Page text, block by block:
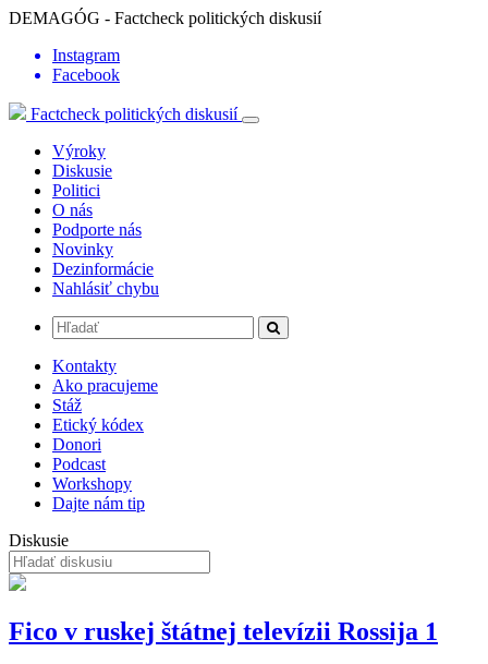
DEMAGÓG - Factcheck politických diskusií
Instagram
Facebook
Factcheck politických diskusií
Výroky
Diskusie
Politici
O nás
Podporte nás
Novinky
Dezinformácie
Nahlásiť chybu
Kontakty
Ako pracujeme
Stáž
Etický kódex
Donori
Podcast
Workshopy
Dajte nám tip
Diskusie
Fico v ruskej štátnej televízii Rossija 1